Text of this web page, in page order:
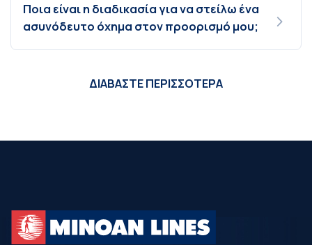
Ποια είναι η διαδικασία για να στείλω ένα
ασυνόδευτο όχημα στον προορισμό μου;
ΔΙΑΒΑΣΤΕ ΠΕΡΙΣΣΟΤΕΡΑ